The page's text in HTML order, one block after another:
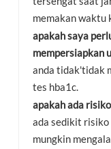
memakan waktu
apakah saya
mempersiapkan
anda tidak'tidak
tes hba1c.
apakah ada
ada sedikit risiko
mungkin